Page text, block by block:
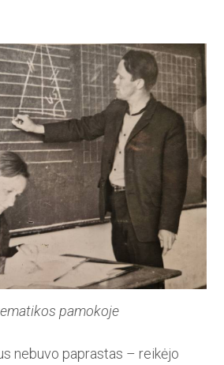
pamokoje
nebuvo paprastas – reikėjo